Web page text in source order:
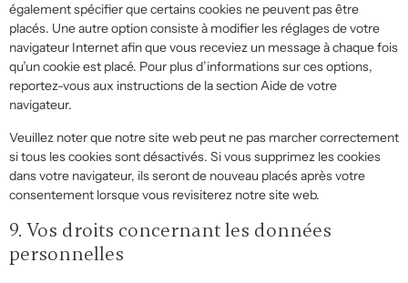
également spécifier que certains cookies ne peuvent pas être
placés. Une autre option consiste à modifier les réglages de votre
navigateur Internet afin que vous receviez un message à chaque fois
qu’un cookie est placé. Pour plus d’informations sur ces options,
reportez-vous aux instructions de la section Aide de votre
navigateur.
Veuillez noter que notre site web peut ne pas marcher correctement
si tous les cookies sont désactivés. Si vous supprimez les cookies
dans votre navigateur, ils seront de nouveau placés après votre
consentement lorsque vous revisiterez notre site web.
9. Vos droits concernant les données
personnelles